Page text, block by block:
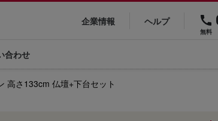
企業情報 ヘルプ
無料
合わせ
高さ133cm 仏壇+下台セット